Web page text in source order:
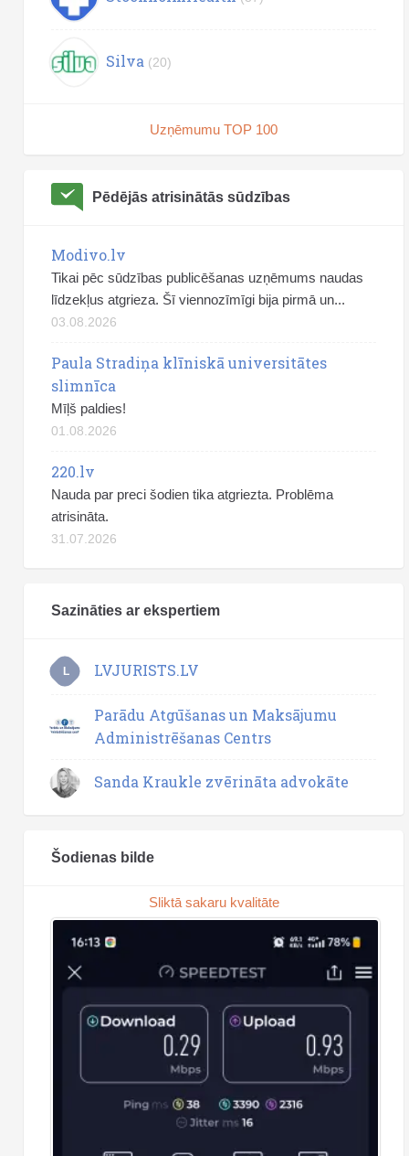
Silva (20)
Uzņēmumu TOP 100
Pēdējās atrisinātās sūdzības
Modivo.lv
Tikai pēc sūdzības publicēšanas uzņēmums naudas
līdzekļus atgrieza. Šī viennozīmīgi bija pirmā un...
03.08.2026
Paula Stradiņa klīniskā universitātes
slimnīca
Mīļš paldies!
01.08.2026
220.lv
Nauda par preci šodien tika atgriezta. Problēma
atrisināta.
31.07.2026
Sazināties ar ekspertiem
L LVJURISTS.LV
Parādu Atgūšanas un Maksājumu
Administrēšanas Centrs
Sanda Kraukle zvērināta advokāte
Šodienas bilde
Sliktā sakaru kvalitāte